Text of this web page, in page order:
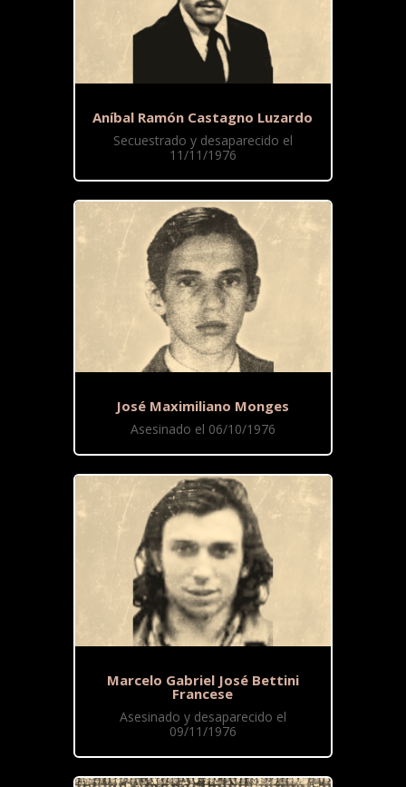
Aníbal Ramón Castagno Luzardo
Secuestrado y desaparecido el
11/11/1976
José Maximiliano Monges
Asesinado el 06/10/1976
Marcelo Gabriel José Bettini
Francese
Asesinado y desaparecido el
09/11/1976